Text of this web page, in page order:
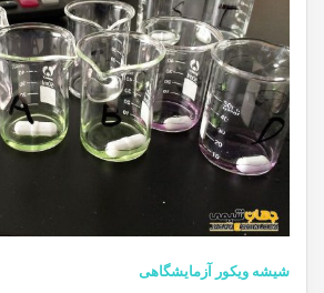
شیشه ویکور آزمایشگاهی